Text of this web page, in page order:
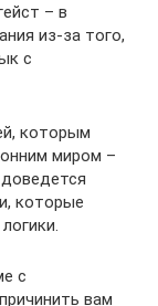
– в
из-за того,
с
которым
миром –
которые
с
вам